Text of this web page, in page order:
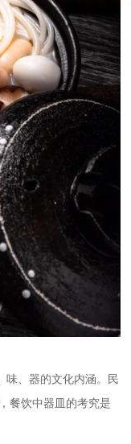
味、器的文化内涵。民
餐饮中器皿的考究是